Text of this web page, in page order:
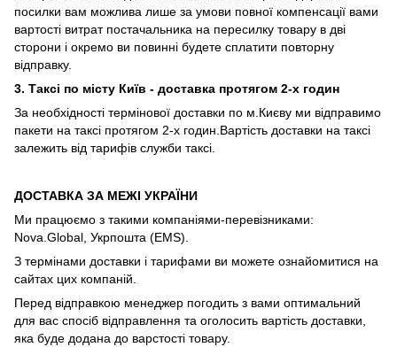
посилки вам можлива лише за умови повної компенсації вами
вартості витрат постачальника на пересилку товару в дві
сторони і окремо ви повинні будете сплатити повторну
відправку.
3. Таксі по місту Київ - доставка протягом 2-х годин
За необхідності термінової доставки по м.Києву ми відправимо
пакети на таксі протягом 2-х годин.Вартість доставки на таксі
залежить від тарифів служби таксі.
ДОСТАВКА ЗА МЕЖІ УКРАЇНИ
Ми працюємо з такими компаніями-перевізниками:
Nova.Global, Укрпошта (EMS).
З термінами доставки і тарифами ви можете ознайомитися на
сайтах цих компаній.
Перед відправкою менеджер погодить з вами оптимальний
для вас спосіб відправлення та оголосить вартість доставки,
яка буде додана до варстості товару.